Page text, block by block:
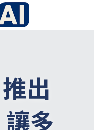
推出
讓多